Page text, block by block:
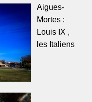
Aigues-
Mortes :
Louis IX ,
les Italiens